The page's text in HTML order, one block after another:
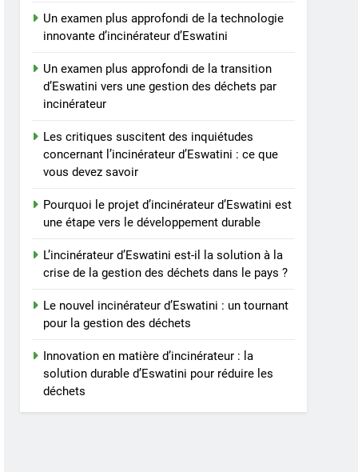
Un examen plus approfondi de la technologie
innovante d’incinérateur d’Eswatini
Un examen plus approfondi de la transition
d’Eswatini vers une gestion des déchets par
incinérateur
Les critiques suscitent des inquiétudes
concernant l’incinérateur d’Eswatini : ce que
vous devez savoir
Pourquoi le projet d’incinérateur d’Eswatini est
une étape vers le développement durable
L’incinérateur d’Eswatini est-il la solution à la
crise de la gestion des déchets dans le pays ?
Le nouvel incinérateur d’Eswatini : un tournant
pour la gestion des déchets
Innovation en matière d’incinérateur : la
solution durable d’Eswatini pour réduire les
déchets